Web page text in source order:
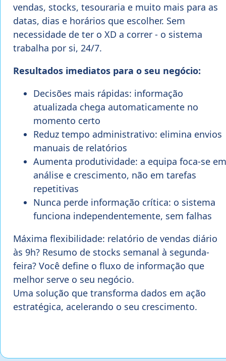
vendas, stocks, tesouraria e muito mais para as
datas, dias e horários que escolher. Sem
necessidade de ter o XD a correr - o sistema
trabalha por si, 24/7.
Resultados imediatos para o seu negócio:
Decisões mais rápidas: informação
atualizada chega automaticamente no
momento certo
Reduz tempo administrativo: elimina envios
manuais de relatórios
Aumenta produtividade: a equipa foca-se em
análise e crescimento, não em tarefas
repetitivas
Nunca perde informação crítica: o sistema
funciona independentemente, sem falhas
Máxima flexibilidade: relatório de vendas diário
às 9h? Resumo de stocks semanal à segunda-
feira? Você define o fluxo de informação que
melhor serve o seu negócio.
Uma solução que transforma dados em ação
estratégica, acelerando o seu crescimento.